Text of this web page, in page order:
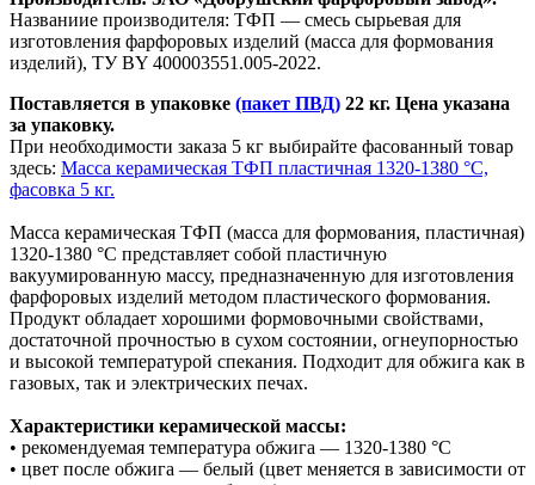
Названиие производителя: ТФП — смесь сырьевая для
изготовления фарфоровых изделий (масса для формования
изделий), ТУ BY 400003551.005-2022.
Поставляется в упаковке (пакет ПВД) 22 кг. Цена указана
за упаковку.
При необходимости заказа 5 кг выбирайте фасованный товар
здесь: Масса керамическая ТФП пластичная 1320-1380 °С,
фасовка 5 кг.
Масса керамическая ТФП (масса для формования, пластичная)
1320-1380 °С представляет собой пластичную
вакуумированную массу, предназначенную для изготовления
фарфоровых изделий методом пластического формования.
Продукт обладает хорошими формовочными свойствами,
достаточной прочностью в сухом состоянии, огнеупорностью
и высокой температурой спекания. Подходит для обжига как в
газовых, так и электрических печах.
Характеристики керамической массы:
• рекомендуемая температура обжига — 1320-1380 °С
• цвет после обжига — белый (цвет меняется в зависимости от